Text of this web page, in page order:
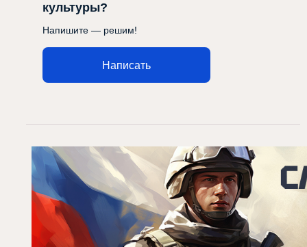
культуры?
Напишите — решим!
Написать